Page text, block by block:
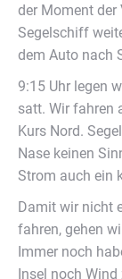
der Moment der
Segelschiff
dem Auto nach
9:15 Uhr legen
satt. Wir fahren
Kurs Nord.
Nase keinen
Strom auch ein
Damit wir nicht
fahren, gehen
Immer noch
Insel noch